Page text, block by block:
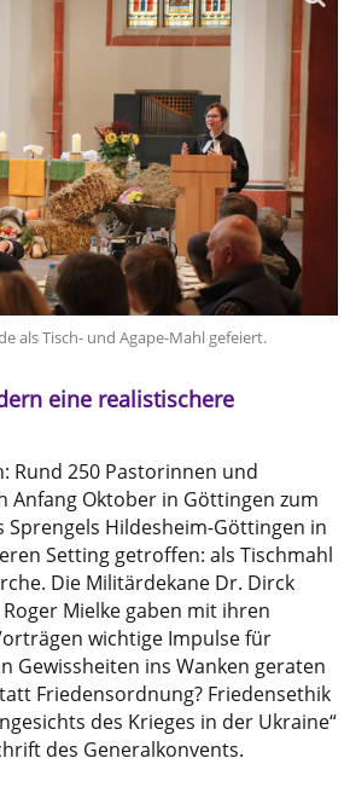
als Tisch- und Agape-Mahl gefeiert.
eine realistischere
Rund 250 Pastorinnen und
Anfang Oktober in Göttingen zum
Sprengels Hildesheim-Göttingen in
Setting getroffen: als Tischmahl
Die Militärdekane Dr. Dirck
Mielke gaben mit ihren
wichtige Impulse für
Gewissheiten ins Wanken geraten
Friedensordnung? Friedensethik
des Krieges in der Ukraine“
des Generalkonvents.